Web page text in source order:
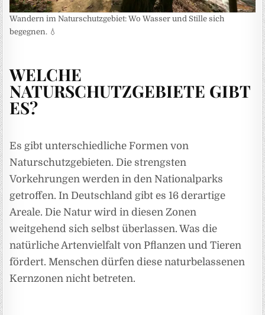
Wandern im Naturschutzgebiet: Wo Wasser und Stille sich
begegnen. 💧
WELCHE
NATURSCHUTZGEBIETE GIBT
ES?
Es gibt unterschiedliche Formen von
Naturschutzgebieten. Die strengsten
Vorkehrungen werden in den Nationalparks
getroffen. In Deutschland gibt es 16 derartige
Areale. Die Natur wird in diesen Zonen
weitgehend sich selbst überlassen. Was die
natürliche Artenvielfalt von Pflanzen und Tieren
fördert. Menschen dürfen diese naturbelassenen
Kernzonen nicht betreten.